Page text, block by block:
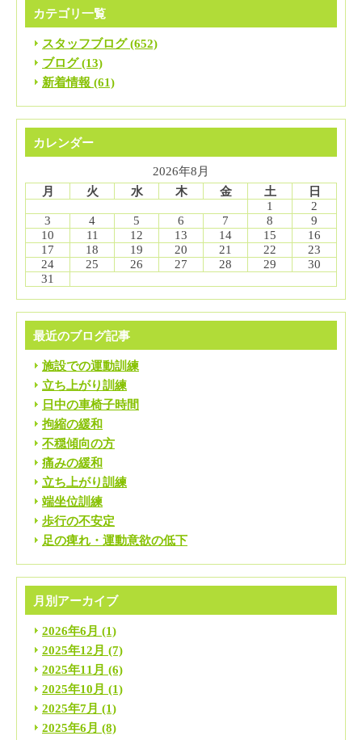
カテゴリ一覧
スタッフブログ (652)
ブログ (13)
新着情報 (61)
カレンダー
2026年8月
月
火 水 木 金 土
日
1
2
3
4 5 6 7 8
9
10
11 12 13 14 15
16
17
18 19 20 21 22
23
24
25 26 27 28 29
30
31
最近のブログ記事
施設での運動訓練
立ち上がり訓練
日中の車椅子時間
拘縮の緩和
不穏傾向の方
痛みの緩和
立ち上がり訓練
端坐位訓練
歩行の不安定
足の痺れ・運動意欲の低下
月別アーカイブ
2026年6月 (1)
2025年12月 (7)
2025年11月 (6)
2025年10月 (1)
2025年7月 (1)
2025年6月 (8)